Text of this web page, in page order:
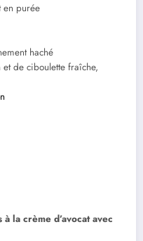
en purée
haché
et de ciboulette fraîche,
la crème d’avocat avec